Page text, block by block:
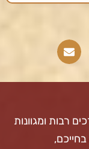
רבות ומגוונות